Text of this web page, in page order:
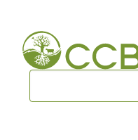
main
navigation